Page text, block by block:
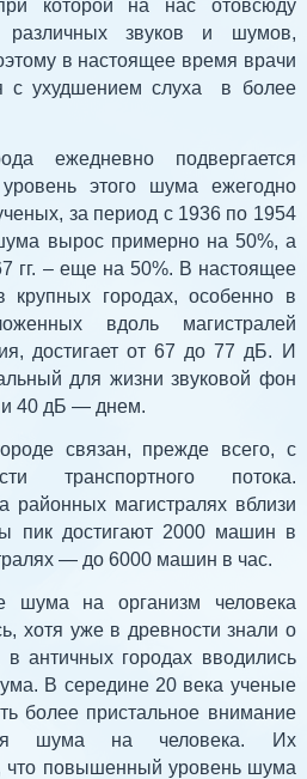
которой на нас отовсюду
различных звуков и шумов,
в настоящее время врачи
с ухудшением слуха в более
ежедневно подвергается
этого шума ежегодно
за период с 1936 по 1954
шума вырос примерно на 50%, а
гг. – еще на 50%. В настоящее
городах, особенно в
вдоль магистралей
достигает от 67 до 77 дБ. И
для жизни звуковой фон
и 40 дБ — днем.
связан, прежде всего, с
транспортного потока.
районных магистралях вблизи
пик достигают 2000 машин в
— до 6000 машин в час.
шума на организм человека
хотя уже в древности знали о
античных городах вводились
В середине 20 века ученые
более пристальное внимание
шума на человека. Их
что повышенный уровень шума